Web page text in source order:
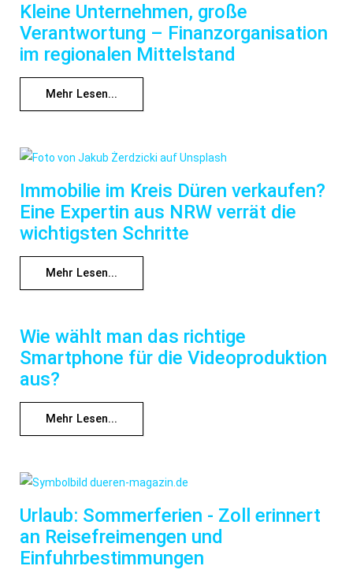
Kleine Unternehmen, große
Verantwortung – Finanzorganisation
im regionalen Mittelstand
Mehr Lesen...
Immobilie im Kreis Düren verkaufen?
Eine Expertin aus NRW verrät die
wichtigsten Schritte
Mehr Lesen...
Wie wählt man das richtige
Smartphone für die Videoproduktion
aus?
Mehr Lesen...
Urlaub: Sommerferien - Zoll erinnert
an Reisefreimengen und
Einfuhrbestimmungen